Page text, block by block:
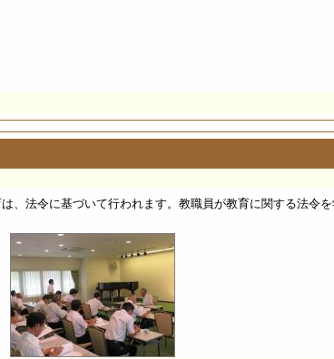
法令に基づいて行われます。教職員が教育に関する法令